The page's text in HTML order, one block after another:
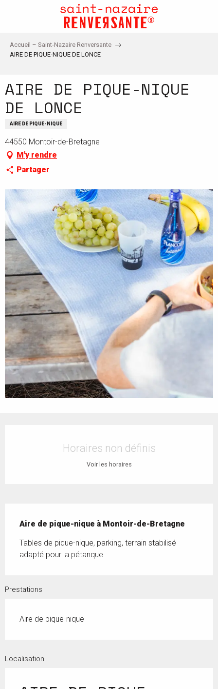
principal
Accueil – Saint-Nazaire Renversante
AIRE DE PIQUE-NIQUE DE LONCE
AIRE DE PIQUE-NIQUE
DE LONCE
AIRE DE PIQUE-NIQUE
44550 Montoir-de-Bretagne
M'y rendre
Partager
Horaires non définis
Voir les horaires
Aire de pique-nique à Montoir-de-Bretagne
Tables de pique-nique, parking, terrain stabilisé
adapté pour la pétanque.
Prestations
Aire de pique-nique
Localisation